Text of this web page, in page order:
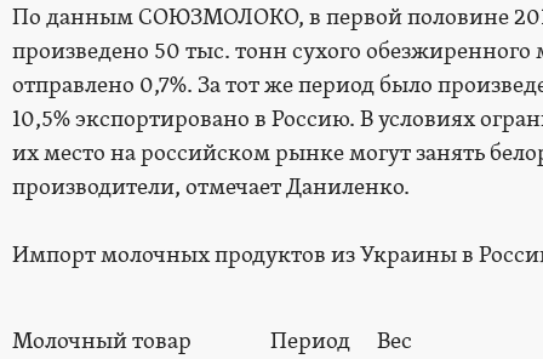
По данным СОЮЗМОЛОКО, в первой половине
произведено 50 тыс. тонн сухого
отправлено 0,7%. За тот же период было
10,5% экспортировано в Россию. В условиях
их место на российском рынке могут занять
производители, отмечает Даниленко.
Импорт молочных продуктов из Украины в
Молочный товар Период
Вес